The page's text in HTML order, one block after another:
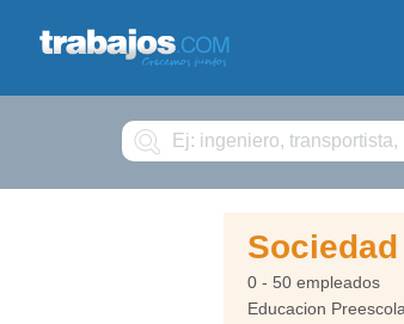
Buscar
0 - 50 empleados
Educacion